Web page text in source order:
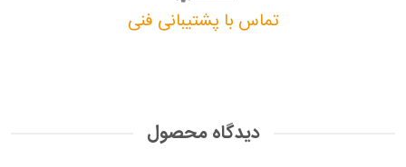
تماس با پشتیبانی فنی
دیدگاه محصول